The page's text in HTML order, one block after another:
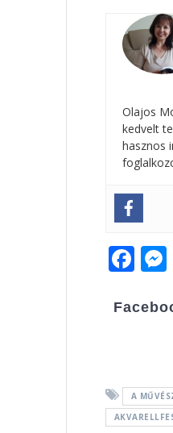
Olajos
kedvelt
hasznos
F
e
o
k
A